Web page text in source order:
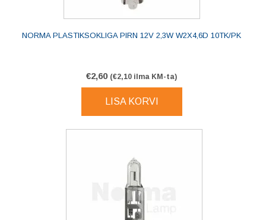
NORMA PLASTIKSOKLIGA PIRN 12V 2,3W W2X4,6D 10TK/PK
€2,60 (€2,10 ilma KM-ta)
LISA KORVI